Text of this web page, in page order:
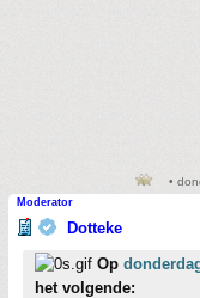
•
Moderator
Dotteke
Op
het volgende: